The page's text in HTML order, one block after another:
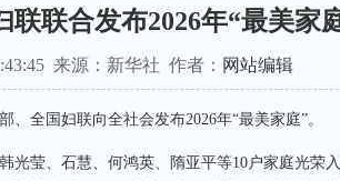
联合发布2026年“最美家
来源：新华社 作者： 网站编辑
全国妇联向全社会发布2026年“最美家庭”。
莹、石慧、何鸿英、隋亚平等10户家庭光荣